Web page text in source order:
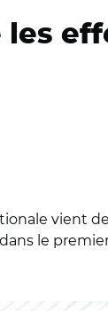
les
vient
le